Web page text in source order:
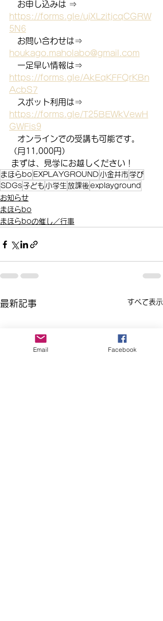
お申し込みは ⇒
https://forms.gle/ujXLzitjcqCGRW
5N6
お問い合わせは⇒
houkago.maholabo@gmail.com
一足早い情報は⇒
https://forms.gle/AkEqKFFQrKBn
AcbS7
スポット利用は⇒
https://forms.gle/T25BEWkVewH
GWFis9
オンラインでの受講も可能です。
（月11,000円）
まずは、見学にお越しください！
まほらbo EXPLAYGROUND 小金井市 学び
SDGs子ども 小学生 放課後 explayground
お知らせ
まほらbo
まほらboの催し／行事
最新記事 すべて表示
Email Facebook